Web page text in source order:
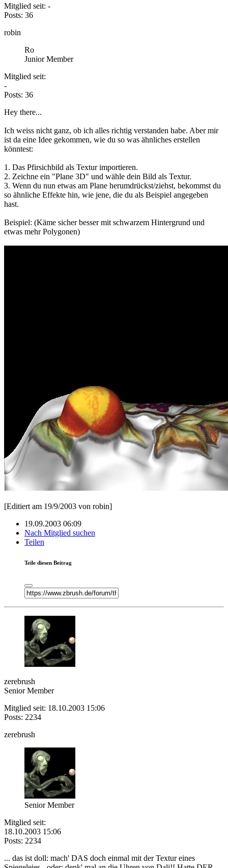
Mitglied seit: -
Posts: 36
robin
Ro
Junior Member
Mitglied seit:
-
Posts: 36
Hey there...
Ich weiss nicht ganz, ob ich alles richtig verstanden habe. Aber mir
ist da eine Idee gekommen, wie du so was ähnliches erstellen
könntest:
1. Das Pfirsichbild als Textur importieren.
2. Zeichne ein "Plane 3D" und wähle dein Bild als Textur.
3. Wenn du nun etwas am Plane herumdrückst/ziehst, bekommst du
so ähnliche Effekte hin, wie jene, die du als Beispiel angegeben
hast.
Beispiel: (Käme sicher besser mit schwarzem Hintergrund und
etwas mehr Polygonen)
[Editiert am 19/9/2003 von robin]
19.09.2003 06:09
Nach Mitglied suchen
Teilen
Teile diesen Beitrag
zerebrush
Senior Member
Mitglied seit: 18.10.2003 15:06
Posts: 2234
zerebrush
Senior Member
Mitglied seit:
18.10.2003 15:06
Posts: 2234
... das ist doll: mach' DAS doch einmal mit der Textur eines